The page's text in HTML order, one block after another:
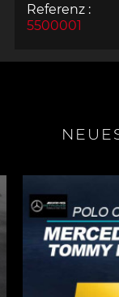
Referenz :
5500001